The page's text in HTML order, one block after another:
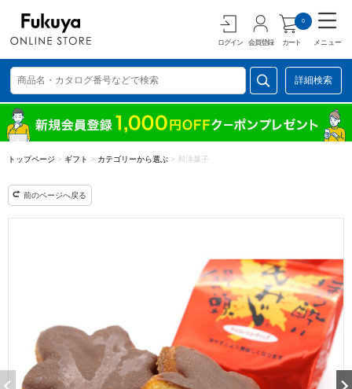
ログイン 会員登録 カート
0
メニュー
詳細検索
トップページ > ギフト > カテゴリーから選ぶ > 和洋菓子
前のページへ戻る